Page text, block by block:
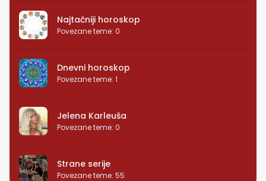
Najtačniji horoskop
Povezane teme: 0
Dnevni horoskop
Povezane teme: 1
Jelena Karleuša
Povezane teme: 0
Strane serije
Povezane teme: 55